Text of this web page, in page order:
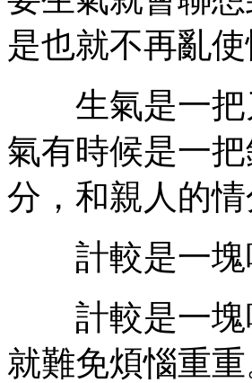
是也就不再亂使
生氣是一把
氣有時候是一
分，和親人的
計較是一塊
計較是一塊
就難免煩惱重